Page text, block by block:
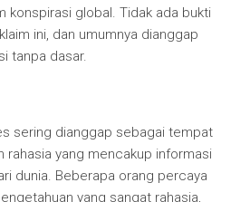
konspirasi global. Tidak ada bukti
ini, dan umumnya dianggap
tanpa dasar.
sering dianggap sebagai tempat
rahasia yang mencakup informasi
dunia. Beberapa orang percaya
yang sangat rahasia,